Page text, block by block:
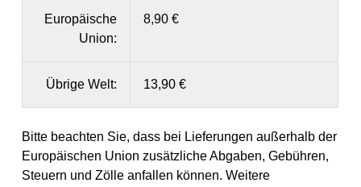
Europäische
Union:
8,90 €
Übrige Welt: 13,90 €
Bitte beachten Sie, dass bei Lieferungen außerhalb der
Europäischen Union zusätzliche Abgaben, Gebühren,
Steuern und Zölle anfallen können. Weitere